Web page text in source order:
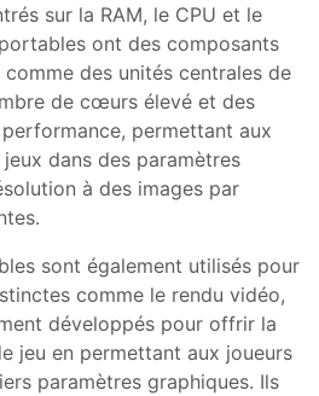
sur la RAM, le CPU et le
ont des composants
des unités centrales de
de cœurs élevé et des
permettant aux
dans des paramètres
à des images par
sont également utilisés pour
comme le rendu vidéo,
développés pour offrir la
jeu en permettant aux joueurs
paramètres graphiques. Ils